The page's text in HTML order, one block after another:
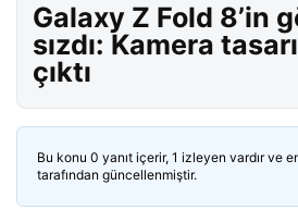
Galaxy Z Fold 8’in
sızdı: Kamera
çıktı
Bu konu 0 yanıt içerir, 1 izleyen vardır ve
tarafından güncellenmiştir.